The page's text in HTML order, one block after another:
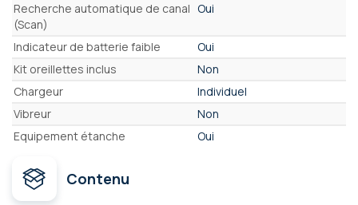
Recherche automatique de canal
(Scan)
Oui
Indicateur de batterie faible
Oui
Kit oreillettes inclus
Non
Chargeur
Individuel
Vibreur
Non
Equipement étanche
Oui
Contenu